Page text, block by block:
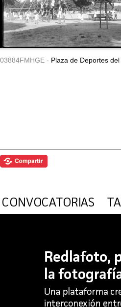
03884FMHGE - Plaza de Deportes del